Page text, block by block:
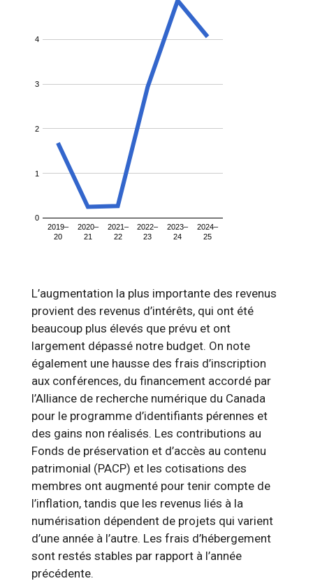
2019–
20
2020–
21
2021–
22
2022–
23
2023–
24
2024–
25
0
1
2
3
4
L’augmentation la plus importante des revenus
provient des revenus d’intérêts, qui ont été
beaucoup plus élevés que prévu et ont
largement dépassé notre budget. On note
également une hausse des frais d’inscription
aux conférences, du financement accordé par
l’Alliance de recherche numérique du Canada
pour le programme d’identifiants pérennes et
des gains non réalisés. Les contributions au
Fonds de préservation et d’accès au contenu
patrimonial (PACP) et les cotisations des
membres ont augmenté pour tenir compte de
l’inflation, tandis que les revenus liés à la
numérisation dépendent de projets qui varient
d’une année à l’autre. Les frais d’hébergement
sont restés stables par rapport à l’année
précédente.